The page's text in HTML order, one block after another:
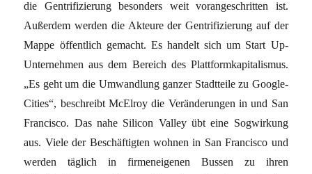
die Gentrifizierung besonders weit vorangeschritten ist.
Außerdem werden die Akteure der Gentrifizierung auf der
Mappe öffentlich gemacht. Es handelt sich um Start Up-
Unternehmen aus dem Bereich des Plattformkapitalismus.
„Es geht um die Umwandlung ganzer Stadtteile zu Google-
Cities“, beschreibt McElroy die Veränderungen in und San
Francisco. Das nahe Silicon Valley übt eine Sogwirkung
aus. Viele der Beschäftigten wohnen in San Francisco und
werden täglich in firmeneigenen Bussen zu ihren